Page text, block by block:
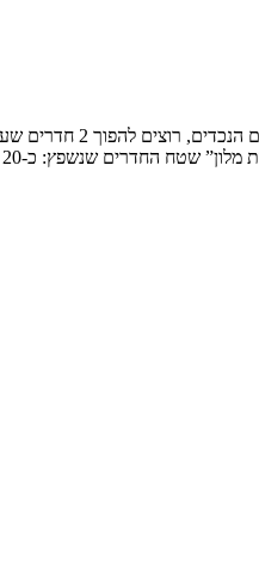
בית קרקע בישוב
כ-20 מ”ר לשני החדרים. מבקשים […]